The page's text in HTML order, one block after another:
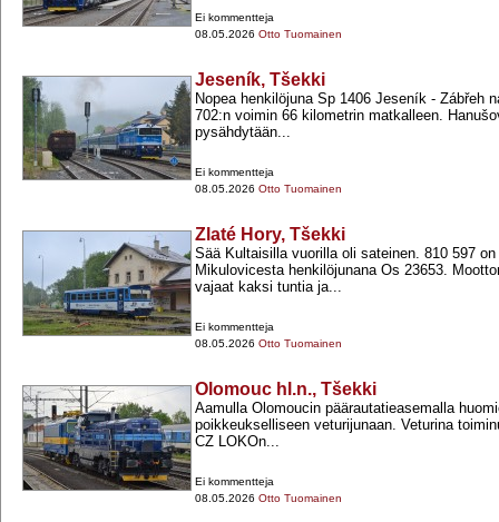
Ei kommentteja
08.05.2026 Otto Tuomainen
Jeseník, Tšekki
Nopea henkilöjuna Sp 1406 Jeseník -​ Zábřeh
702:n voimin 66 kilometrin matkalleen.
pysähdytään...
Ei kommentteja
08.05.2026 Otto Tuomainen
Zlaté Hory, Tšekki
Sää Kultaisilla vuorilla oli sateinen. 810 597
Mikulovicesta henkilöjunana Os 23653.
vajaat kaksi tuntia ja...
Ei kommentteja
08.05.2026 Otto Tuomainen
Olomouc hl.n., Tšekki
Aamulla Olomoucin päärautatieasemalla
poikkeukselliseen veturijunaan. Veturina
CZ LOKOn...
Ei kommentteja
08.05.2026 Otto Tuomainen